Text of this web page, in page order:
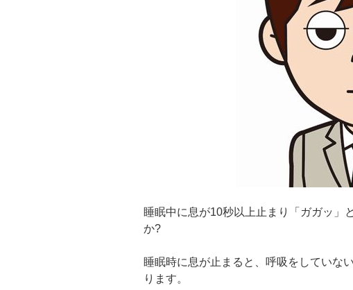
睡眠中に息が10秒以上止まり「ガガッ」
か?
睡眠時に息が止まると、呼吸をしていな
ります。